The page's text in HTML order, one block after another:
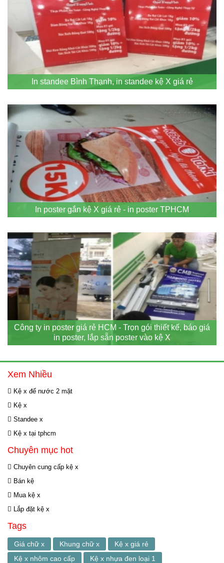
In standee Bình Thạnh, in standee kệ X giá rẻ
In poster gắn kệ X giá rẻ - in poster TPHCM
Công ty in poster giá rẻ HCM - Trọn gói thiết kế, báo giá
in poster, lắp sẵn poster vào kệ X
Xem Nhiều
Kệ x đế nước 2 mặt
Kệ x
Standee x
Kệ x tại tphcm
Chuyên mục hot
Chuyên cung cấp kệ x
Bán kệ
Mua kệ x
Lắp đặt kệ x
Tags
Giá chữ x Khung chữ x
Kệ x giá rẻ
Kệ x nhôm cao cấp
Kệ x nhựa đen loại 1